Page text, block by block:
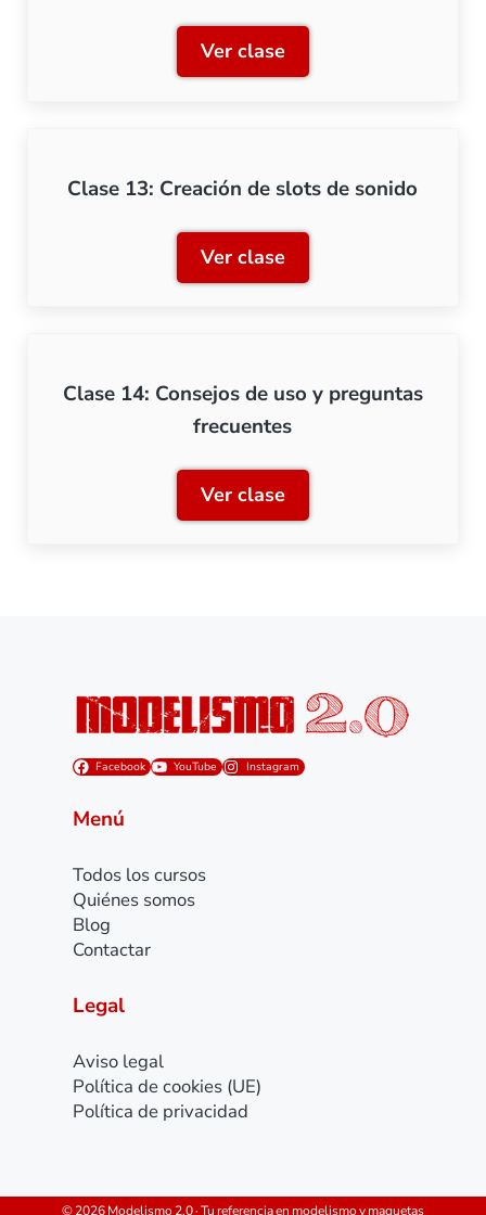
Ver claseClase 12: Secuencias de
Clase 13: Creación de slots de sonido
Ver claseClase 13: Creación de
Clase 14: Consejos de uso y preguntas
frecuentes
Ver claseClase 14: Consejos de
Facebook YouTube Instagram
Menú
Todos los cursos
Quiénes somos
Blog
Contactar
Legal
Aviso legal
Política de cookies (UE)
Política de privacidad
© 2026 Modelismo 2.0 · Tu referencia en modelismo y maquetas